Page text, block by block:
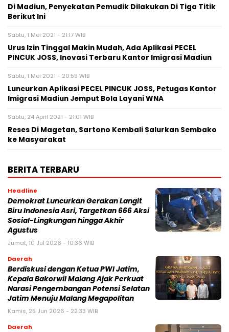
Di Madiun, Penyekatan Pemudik Dilakukan Di Tiga Titik
Berikut Ini
Sabtu, 1 Mei 2021 - 21:17 WIB
Urus Izin Tinggal Makin Mudah, Ada Aplikasi PECEL
PINCUK JOSS, Inovasi Terbaru Kantor Imigrasi Madiun
Sabtu, 1 Mei 2021 - 20:59 WIB
Luncurkan Aplikasi PECEL PINCUK JOSS, Petugas Kantor
Imigrasi Madiun Jemput Bola Layani WNA
Sabtu, 24 April 2021 - 21:01 WIB
Reses Di Magetan, Sartono Kembali Salurkan Sembako
ke Masyarakat
BERITA TERBARU
Headline
Demokrat Luncurkan Gerakan Langit
Biru Indonesia Asri, Targetkan 666 Aksi
Sosial-Lingkungan hingga Akhir
Agustus
Jumat, 10 Jul 2026 - 10:36 WIB
Daerah
Berdiskusi dengan Ketua PWI Jatim,
Kepala Bakorwil Malang Ajak Perkuat
Narasi Pengembangan Potensi Selatan
Jatim Menuju Malang Megapolitan
Kamis, 25 Jun 2026 - 22:33 WIB
Daerah